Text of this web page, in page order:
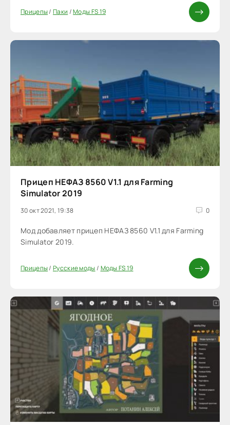
Прицепы/Паки /Моды FS 19
Прицеп НЕФАЗ 8560 V1.1 для Farming
Simulator 2019
30 окт 2021, 19:38 0
Мод добавляет прицеп НЕФАЗ 8560 V1.1 для Farming
Simulator 2019.
Прицепы/Русские моды/ Моды FS 19